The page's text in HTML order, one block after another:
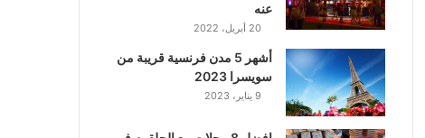
عنه
20 أبريل، 2022
أشهر 5 مدن فرنسية قريبة من
سويسرا 2023
9 يناير، 2023